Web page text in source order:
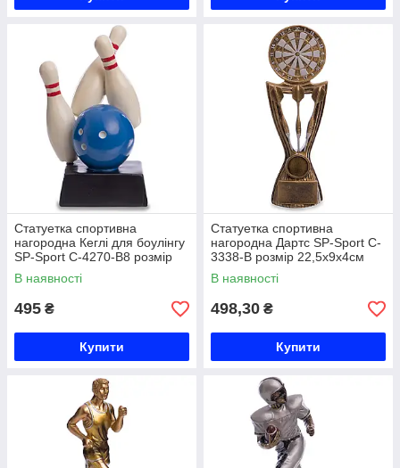
Статуетка спортивна
нагородна Кеглі для боулінгу
SP-Sport C-4270-B8 розмір
16х9х6см Код C-4270-B8
В наявності
495 ₴
Купити
Статуетка спортивна
нагородна Дартс SP-Sport C-
3338-B розмір 22,5х9х4см
бронза Код C-3338-B
В наявності
498,30 ₴
Купити